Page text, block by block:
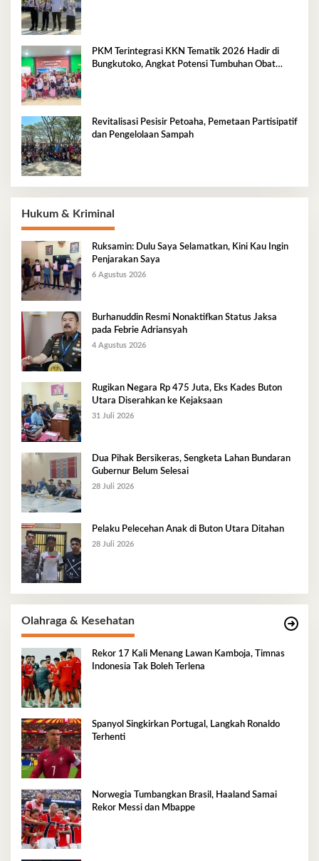
PKM Terintegrasi KKN Tematik 2026 Hadir di
Bungkutoko, Angkat Potensi Tumbuhan Obat
Revitalisasi Pesisir Petoaha, Pemetaan Partisipatif
dan Pengelolaan Sampah
Hukum & Kriminal
Ruksamin: Dulu Saya Selamatkan, Kini Kau Ingin
Penjarakan Saya
6 Agustus 2026
Burhanuddin Resmi Nonaktifkan Status Jaksa
pada Febrie Adriansyah
4 Agustus 2026
Rugikan Negara Rp 475 Juta, Eks Kades Buton
Utara Diserahkan ke Kejaksaan
31 Juli 2026
Dua Pihak Bersikeras, Sengketa Lahan Bundaran
Gubernur Belum Selesai
28 Juli 2026
Pelaku Pelecehan Anak di Buton Utara Ditahan
28 Juli 2026
Olahraga & Kesehatan
Rekor 17 Kali Menang Lawan Kamboja, Timnas
Indonesia Tak Boleh Terlena
Spanyol Singkirkan Portugal, Langkah Ronaldo
Terhenti
Norwegia Tumbangkan Brasil, Haaland Samai
Rekor Messi dan Mbappe